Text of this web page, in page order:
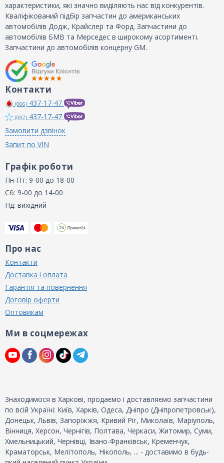
характеристики, які значно виділяють нас від конкурентів.
Кваліфікований підбір запчастин до американських
автомобілів Додж, Крайслер та Форд. Запчастини до
автомобілів БМВ та Мерседес в широкому асортименті.
Запчастини до автомобілів концерну GM.
Контакти
(066) 437-17-47
(097) 437-17-47
Замовити дзвінок
Запит по VIN
Графік роботи
Пн-Пт: 9-00 до 18-00
Сб: 9-00 до 14-00
Нд: вихідний
Про нас
Контакти
Доставка і оплата
Гарантія та повернення
Договір оферти
Оптовикам
Ми в соцмережах
Знаходимося в Харкові, продаємо і доставляємо запчастини
по всій Україні: Київ, Харків, Одеса, Дніпро (Дніпропетровськ),
Донецьк, Львів, Запоріжжя, Кривий Ріг, Миколаїв, Маріуполь,
Вінниця, Херсон, Чернігів, Полтава, Черкаси, Житомир, Суми,
Хмельницький, Чернівці, Івано-Франківськ, Кременчук,
Краматорськ, Мелітополь, Нікополь, ... - доставимо в будь-